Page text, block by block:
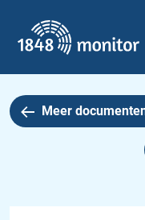
Hoofdmenu
Meer